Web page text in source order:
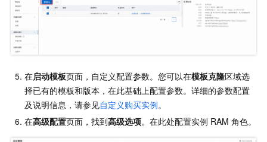
在启动模板页面，自定义配置参数。您可以在模板克隆区域选
择已有的模板和版本，在此基础上配置参数。详细的参数配置
及说明信息，请参见自定义购买实例。
在高级配置页面，找到高级选项。在此处配置实例 RAM 角色。